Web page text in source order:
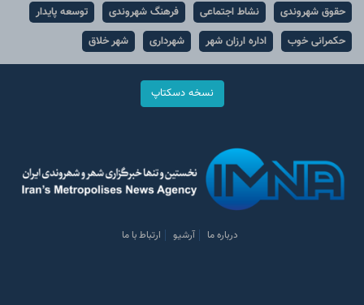
حقوق شهروندی
نشاط اجتماعی فرهنگ شهروندی
توسعه پایدار
حکمرانی خوب
اداره ارزان شهر شهرداری شهر خلاق
نسخه دسکتاپ
درباره ما آرشیو ارتباط با ما